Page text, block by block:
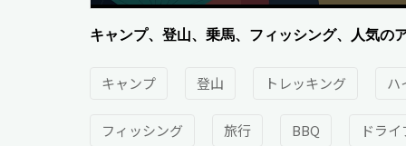
キャンプ、登山、乗馬、フィッシング、人気の
キャンプ 登山 トレッキング ハ
フィッシング 旅行 BBQ ドライ